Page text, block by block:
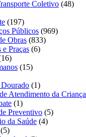
Coletivo (48)
(197)
Públicos (969)
Obras (833)
e Praças (6)
(15)
(1)
Atendimento da Criança
(1)
Preventivo (5)
da Saúde (4)
(5)